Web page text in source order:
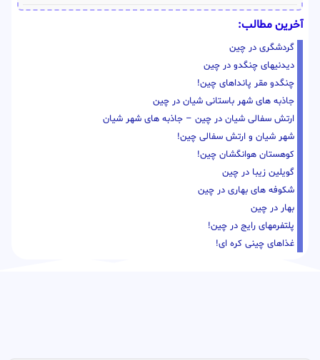
آخرین مطالب:
گردشگری در چین
دیدنیهای چنگدو در چین
چنگدو مقر پانداهای چین!
جاذبه های شهر باستانی شیان در چین
ارتش سفالی شیان در چین – جاذبه های شهر شیان
شهر شیان و ارتش سفالی چین!
کوهستان هوانگشان چین!
گویلین زیبا در چین
شکوفه های بهاری در چین
بهار در چین
پلتفرمهای رایج در چین!
غذاهای چینی کره ای!